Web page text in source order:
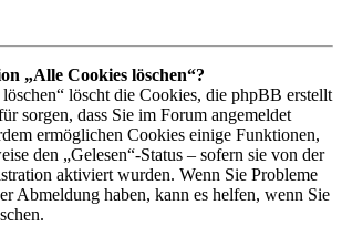
„Alle Cookies löschen“?
löscht die Cookies, die phpBB erstellt
sorgen, dass Sie im Forum angemeldet
ermöglichen Cookies einige Funktionen,
den „Gelesen“-Status – sofern sie von der
aktiviert wurden. Wenn Sie Probleme
Abmeldung haben, kann es helfen, wenn Sie